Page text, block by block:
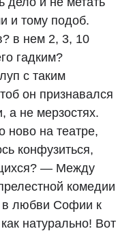
и тому подоб.
в нем 2, 3, 10
гадким?
с таким
он признавался
а не мерзостях.
ново на театре,
конфузиться,
— Между
комедии
в любви Софии к
натурально! Вот